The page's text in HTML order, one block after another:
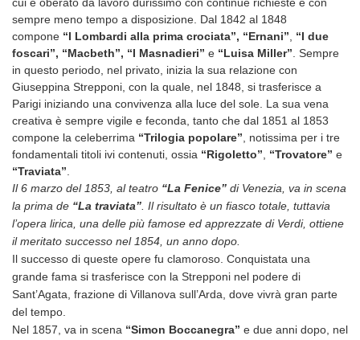
cui è oberato da lavoro durissimo con continue richieste e con
sempre meno tempo a disposizione. Dal 1842 al 1848
compone “I Lombardi alla prima crociata”, “Ernani”, “I due
foscari”, “Macbeth”, “I Masnadieri” e “Luisa Miller”. Sempre
in questo periodo, nel privato, inizia la sua relazione con
Giuseppina Strepponi, con la quale, nel 1848, si trasferisce a
Parigi iniziando una convivenza alla luce del sole. La sua vena
creativa è sempre vigile e feconda, tanto che dal 1851 al 1853
compone la celeberrima “Trilogia popolare”, notissima per i tre
fondamentali titoli ivi contenuti, ossia “Rigoletto”, “Trovatore” e
“Traviata”.
Il 6 marzo del 1853, al teatro “La Fenice” di Venezia, va in scena
la prima de “La traviata”. Il risultato è un fiasco totale, tuttavia
l’opera lirica, una delle più famose ed apprezzate di Verdi, ottiene
il meritato successo nel 1854, un anno dopo.
Il successo di queste opere fu clamoroso. Conquistata una
grande fama si trasferisce con la Strepponi nel podere di
Sant’Agata, frazione di Villanova sull’Arda, dove vivrà gran parte
del tempo.
Nel 1857, va in scena “Simon Boccanegra” e due anni dopo, nel